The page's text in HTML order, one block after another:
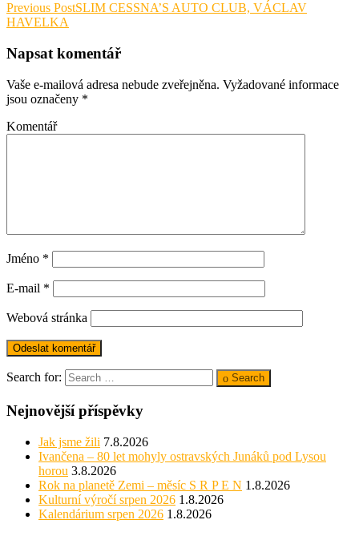
Previous PostSLIM CESSNA’S AUTO CLUB, VÁCLAV
HAVELKA
Napsat komentář
Vaše e-mailová adresa nebude zveřejněna. Vyžadované informace
jsou označeny *
Komentář
Jméno *
E-mail *
Webová stránka
Search for: Search
Nejnovější příspěvky
Jak jsme žili 7.8.2026
Ivančena – 80 let mohyly ostravských Junáků pod Lysou
horou 3.8.2026
Rok na planetě Zemi – měsíc S R P E N 1.8.2026
Kulturní výročí srpen 2026 1.8.2026
Kalendárium srpen 2026 1.8.2026